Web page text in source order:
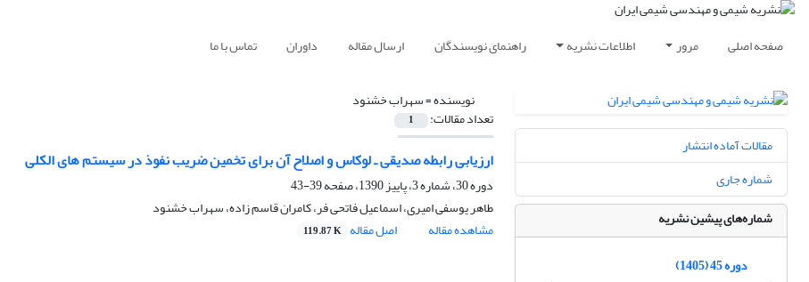
صفحه اصلی مرور اطلاعات نشریه راهنمای نویسندگان ارسال مقاله داوران تماس با ما
نویسنده =سهراب خشنود
تعداد مقالات: 1
ارزیابی رابطه صدیقی ـ لوکاس و اصلاح آن برای تخمین ضریب نفوذ در سیستم های الکلی
دوره 30، شماره 3، پاییز 1390، صفحه
39-43
طاهر یوسفی امیری، اسماعیل فاتحی فر، کامران قاسم زاده، سهراب خشنود
مشاهده مقاله
اصل مقاله 119.87 K
مقالات آماده انتشار
شماره جاری
شماره‌های پیشین نشریه
دوره 45 (1405)